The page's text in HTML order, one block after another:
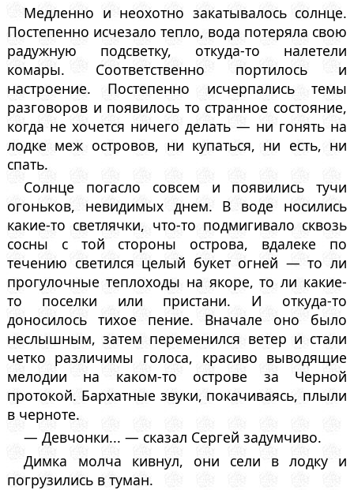
Медленно и неохотно закатывалось солнце.
Постепенно исчезало тепло, вода потеряла свою
радужную подсветку, откуда-то налетели
комары. Соответственно портилось и
настроение. Постепенно исчерпались темы
разговоров и появилось то странное состояние,
когда не хочется ничего делать — ни гонять на
лодке меж островов, ни купаться, ни есть, ни
спать.
Солнце погасло совсем и появились тучи
огоньков, невидимых днем. В воде носились
какие-то светлячки, что-то подмигивало сквозь
сосны с той стороны острова, вдалеке по
течению светился целый букет огней — то ли
прогулочные теплоходы на якоре, то ли какие-
то поселки или пристани. И откуда-то
доносилось тихое пение. Вначале оно было
неслышным, затем переменился ветер и стали
четко различимы голоса, красиво выводящие
мелодии на каком-то острове за Черной
протокой. Бархатные звуки, покачиваясь, плыли
в черноте.
— Девчонки... — сказал Сергей задумчиво.
Димка молча кивнул, они сели в лодку и
погрузились в туман.